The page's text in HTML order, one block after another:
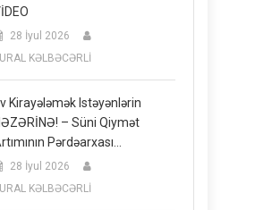
28 İyul 2026
KƏLBƏCƏRLİ
Kirayələmək Istəyənlərin
– Süni Qiymət
Pərdəarxası…
28 İyul 2026
KƏLBƏCƏRLİ